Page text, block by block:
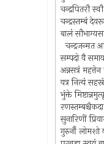
चन्द्रपितरौ
चन्द्रस्तम्बं
बालं
चन्द्रजन्मत
सम्पदो वै
अन्नसत्रं
यत्र नित्यं
भुंक्ते
रणस्तम्बश्चैकदा
सुनारिणीं
गुरुर्नौ लोमशो